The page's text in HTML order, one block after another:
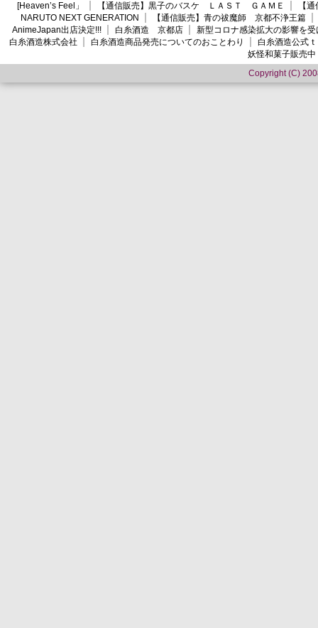
[Heaven’s Feel」
【通信販売】黒子のバスケ ＬＡＳＴ ＧＡＭＥ
【
NARUTO NEXT GENERATION
【通信販売】青の祓魔師 京都不浄王篇
AnimeJapan出店決定!!!
白糸酒造 京都店
新型コロナ感染拡大の影響を
白糸酒造株式会社
白糸酒造商品発売についてのおことわり
白糸酒造公式
妖怪和菓子販売中
Copyright (C)